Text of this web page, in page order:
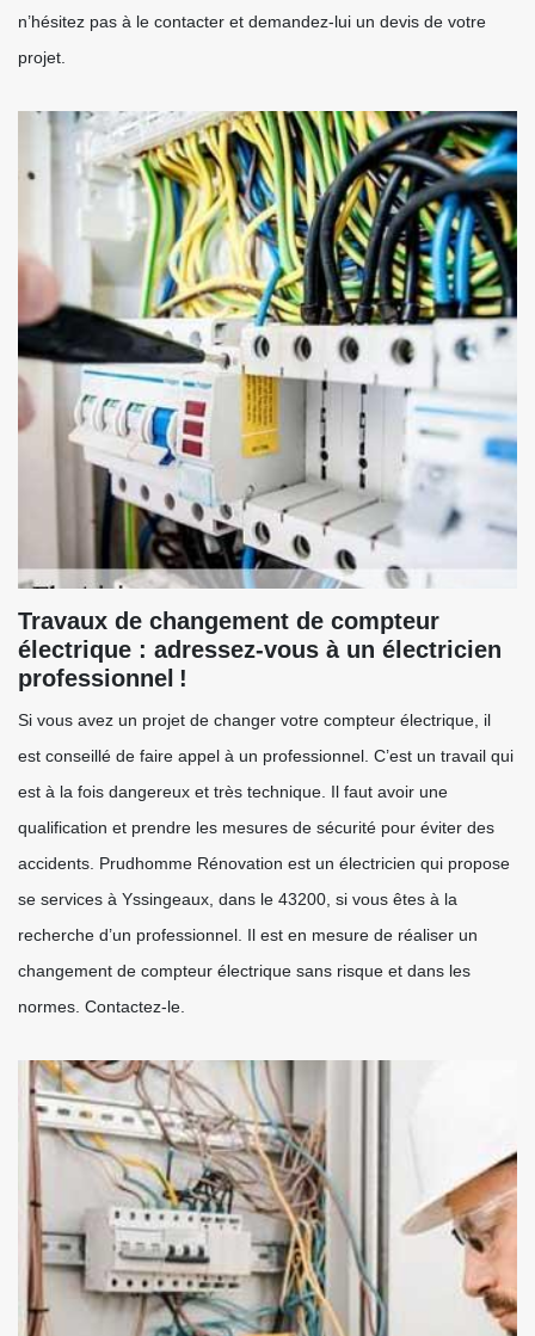
n’hésitez pas à le contacter et demandez-lui un devis de votre
projet.
Travaux de changement de compteur
électrique : adressez-vous à un électricien
professionnel !
Si vous avez un projet de changer votre compteur électrique, il
est conseillé de faire appel à un professionnel. C’est un travail qui
est à la fois dangereux et très technique. Il faut avoir une
qualification et prendre les mesures de sécurité pour éviter des
accidents. Prudhomme Rénovation est un électricien qui propose
se services à Yssingeaux, dans le 43200, si vous êtes à la
recherche d’un professionnel. Il est en mesure de réaliser un
changement de compteur électrique sans risque et dans les
normes. Contactez-le.